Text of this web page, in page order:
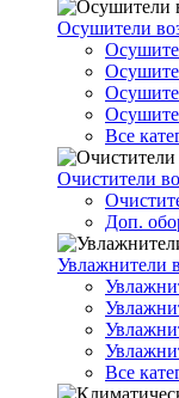
Осушители
Все
Очистители
Доп.
Увлажнители
Все